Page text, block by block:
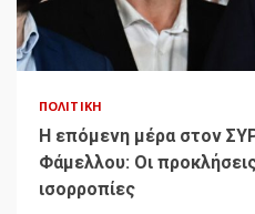
ΠΟΛΙΤΙΚΉ
H επόμενη μέρα στον
Φάμελλου: Οι
ισορροπίες